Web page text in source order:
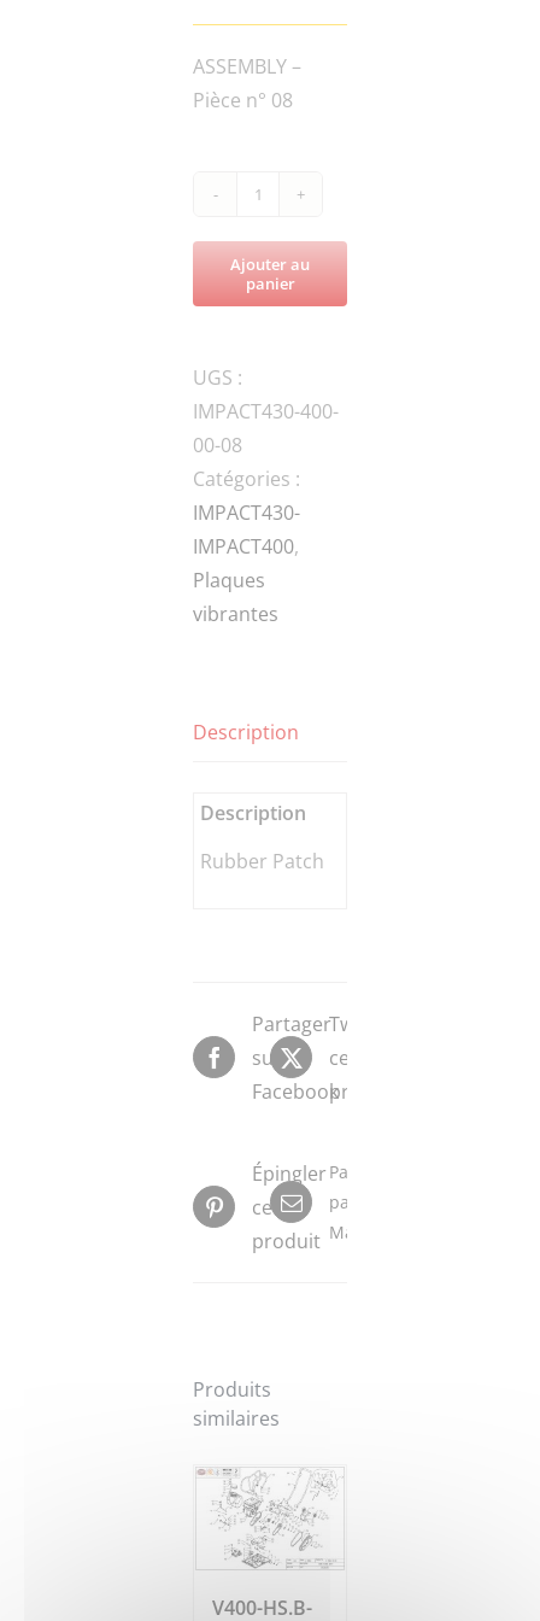
ASSEMBLY –
Pièce n° 08
de
IMPACT430-
400-
Rubber
Ajouter au
panier
UGS :
IMPACT430-400-
00-08
Catégories :
IMPACT430-
IMPACT400,
Plaques
vibrantes
Description
Description
Rubber Patch
Partager
sur
Facebook
Tweeter
ce
produit
Épingler
ce
produit
Partager
par
Mail
Produits
similaires
V400-HS.B-